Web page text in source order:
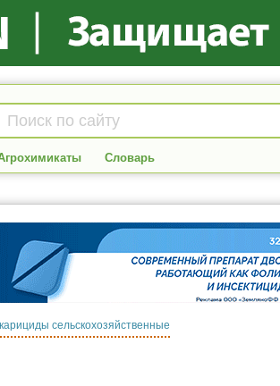
Словарь
сельскохозяйственные